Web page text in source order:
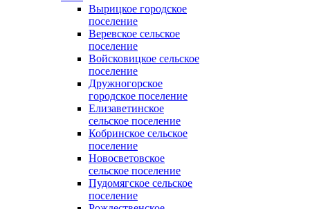
Вырицкое городское
поселение
Веревское сельское
поселение
Войсковицкое сельское
поселение
Дружногорское
городское поселение
Елизаветинское
сельское поселение
Кобринское сельское
поселение
Новосветовское
сельское поселение
Пудомягское сельское
поселение